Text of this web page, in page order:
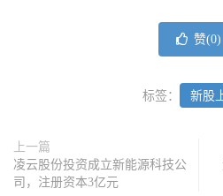
赞(0)
标签： 新股
上一篇
凌云股份投资成立新能源科技公
司，注册资本3亿元